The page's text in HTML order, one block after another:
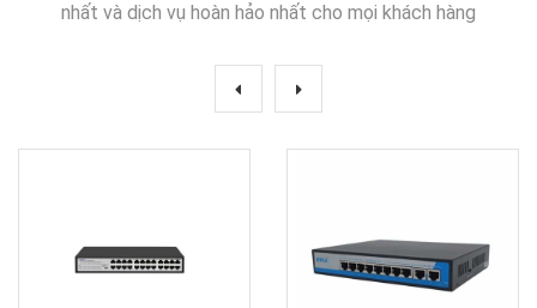
nhất và dịch vụ hoàn hảo nhất cho mọi khách hàng